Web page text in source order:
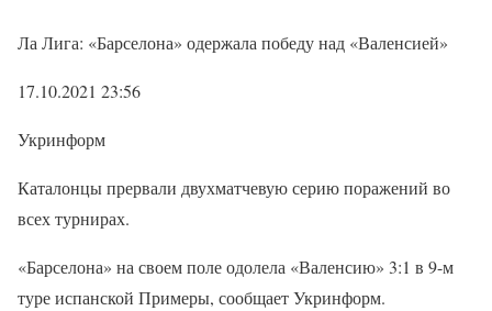
Ла Лига: «Барселона» одержала победу над «Валенсией»
17.10.2021 23:56
Укринформ
Каталонцы прервали двухматчевую серию поражений во
всех турнирах.
«Барселона» на своем поле одолела «Валенсию» 3:1 в 9-м
туре испанской Примеры, сообщает Укринформ.